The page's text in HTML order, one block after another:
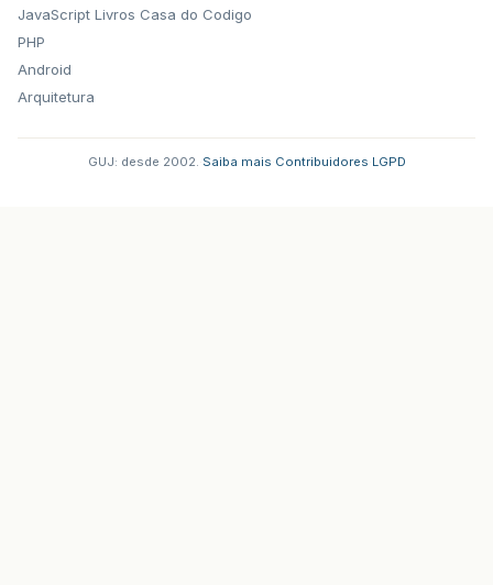
JavaScript
PHP
Android
Arquitetura
Livros Casa do Codigo
GUJ: desde 2002. Saiba mais Contribuidores LGPD